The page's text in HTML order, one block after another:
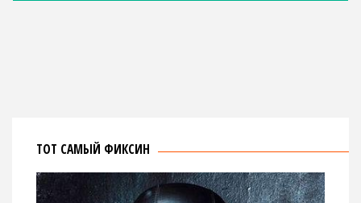
ТОТ САМЫЙ ФИКСИН